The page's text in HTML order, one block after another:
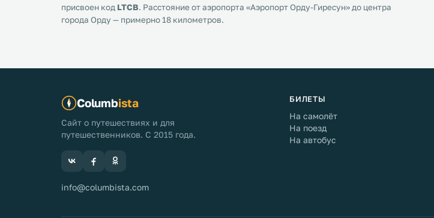
присвоен код LTCB. Расстояние от аэропорта «Аэропорт Орду-Гиресун» до центра
города Орду — примерно 18 километров.
Columbista
Сайт о путешествиях и для
путешественников. С 2015 года.
info@columbista.com
БИЛЕТЫ
На самолёт
На поезд
На автобус